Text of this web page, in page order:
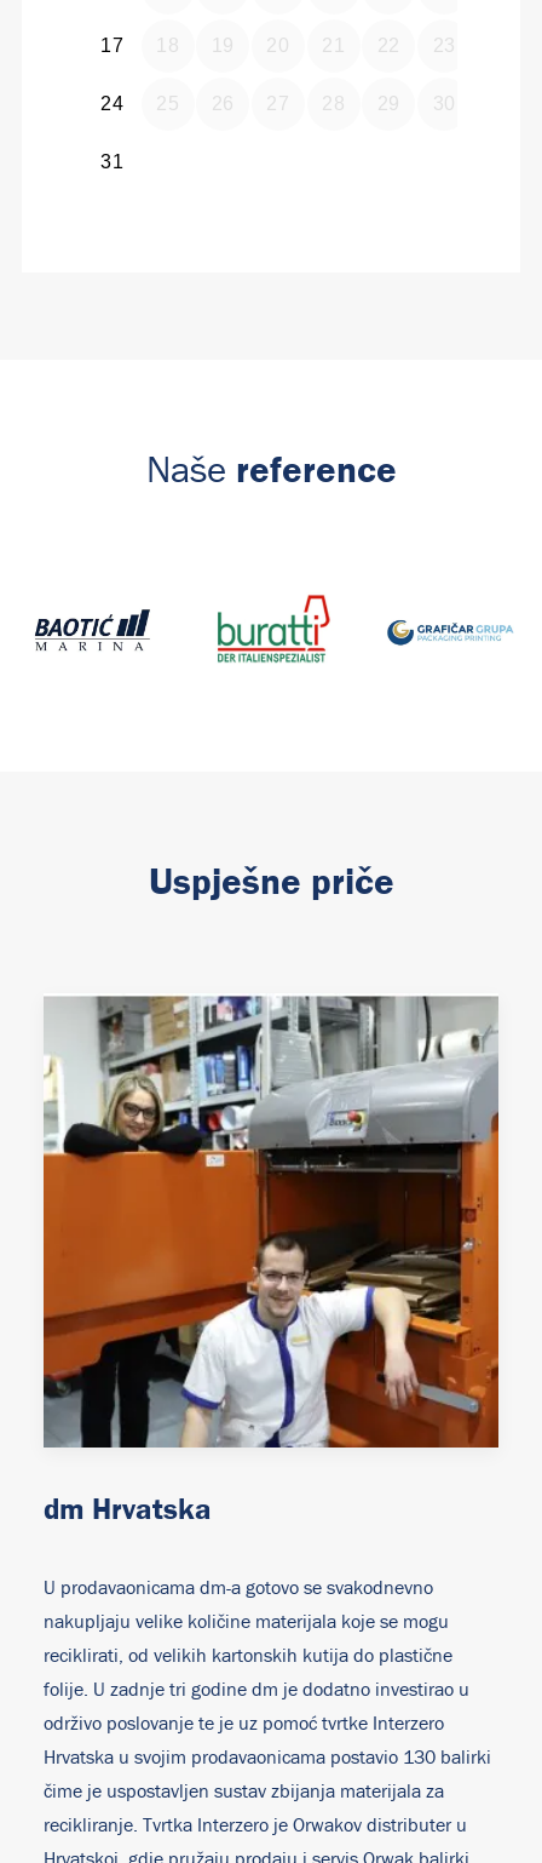
Naše reference
Uspješne priče
dm Hrvatska
U prodavaonicama dm-a gotovo se svakodnevno
nakupljaju velike količine materijala koje se mogu
reciklirati, od velikih kartonskih kutija do plastične
folije. U zadnje tri godine dm je dodatno investirao u
održivo poslovanje te je uz pomoć tvrtke Interzero
Hrvatska u svojim prodavaonicama postavio 130 balirki
čime je uspostavljen sustav zbijanja materijala za
recikliranje. Tvrtka Interzero je Orwakov distributer u